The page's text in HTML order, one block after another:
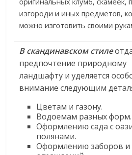
изгороди и иных предметов,
можно изготовить своими
В скандинавском стиле
предпочтение природному
ландшафту и уделяется
внимание следующим
Цветам и газону.
Водоемам разных форм.
Оформлению сада с
полянами.
Оформлению заборов и